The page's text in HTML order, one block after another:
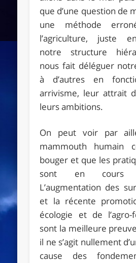
que d’une question de
une méthode
l’agriculture, juste
notre structure
nous fait déléguer
à d’autres en
arrivisme, leur attrait
leurs ambitions.
On peut voir par
mammouth humain
bouger et que les
sont en cours
L’augmentation des
et la récente
écologie et de
sont la meilleure
il ne s’agit nullement
cause des